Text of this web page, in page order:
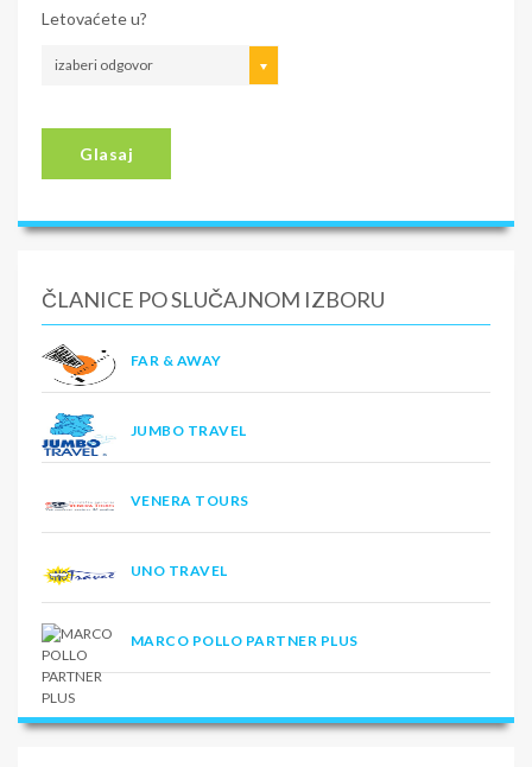
Letovaćete u?
izaberi odgovor
Glasaj
ČLANICE PO SLUČAJNOM IZBORU
FAR & AWAY
JUMBO TRAVEL
VENERA TOURS
UNO TRAVEL
MARCO POLLO PARTNER PLUS